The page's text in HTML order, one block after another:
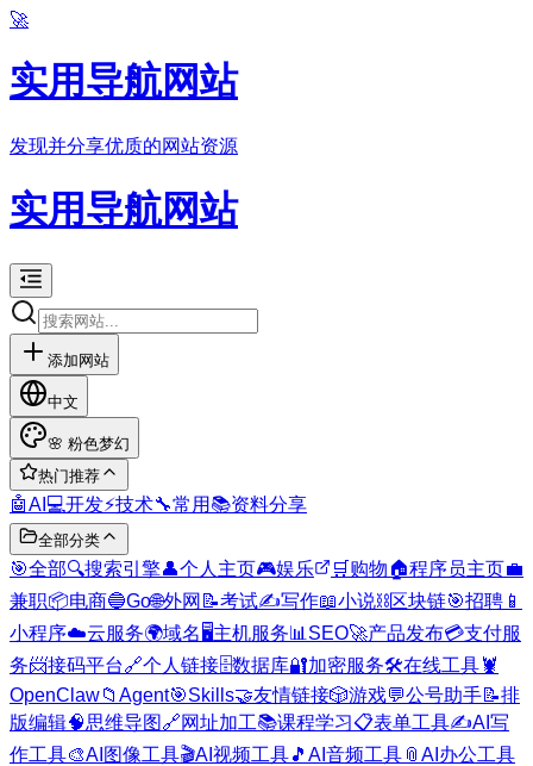
🚀
实用导航网站
发现并分享优质的网站资源
实用导航网站
添加网站
中文
🌸 粉色梦幻
热门推荐
🤖AI 💻开发⚡技术🔧常用 📚资料分享
全部分类
🎯全部🔍搜索引擎👤个人主页🎮娱乐 🛒 购物🏠程序员主页💼
兼职📦电商🔵Go🌐外网 📝考试✍️写作📖小说⛓️区块链🎯招聘 📱
小程序☁️云服务🌍域名 🖥️主机服务📊 SEO🚀产品发布💳支付服
务📨接码平台🔗个人链接🗄️数据库🔐加密服务🛠️在线工具🦞
OpenClaw📁 Agent🎯Skills🤝友情链接🎲游戏💬公号助手📝排
版编辑🧠思维导图🔗网址加工📚课程学习📋表单工具✍️AI写
作工具🎨AI图像工具🎬AI视频工具🎵 AI音频工具 📎 AI办公工具